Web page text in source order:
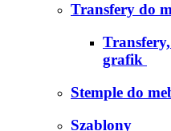
Transfery do
grafik
Stemple do
Szablony